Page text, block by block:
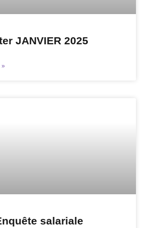
JANVIER 2025
»
salariale